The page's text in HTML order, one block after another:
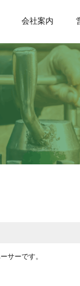
会社案内
サーです。